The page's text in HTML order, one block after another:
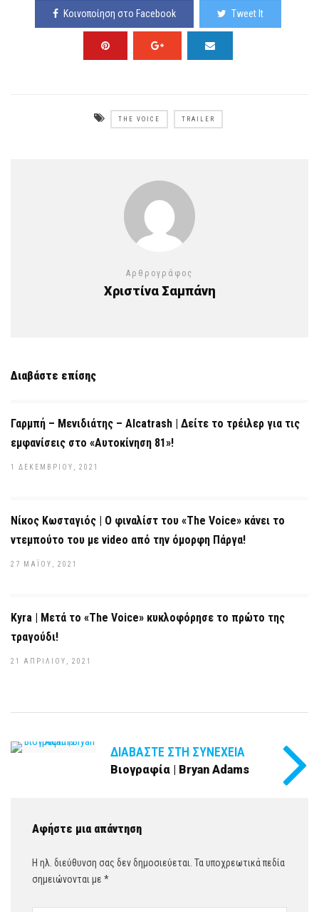
Κοινοποίηση στο Facebook Tweet It
THE VOICE TRAILER
Αρθρογράφος
Χριστίνα Σαμπάνη
Διαβάστε επίσης
Γαρμπή – Μενιδιάτης – Alcatrash | Δείτε το τρέιλερ για τις
εμφανίσεις στο «Αυτοκίνηση 81»!
1 ΔΕΚΕΜΒΡΊΟΥ, 2021
Νίκος Κωσταγιός | Ο φιναλίστ του «The Voice» κάνει το
ντεμπούτο του με video από την όμορφη Πάργα!
27 ΜΑΪ́ΟΥ, 2021
Kyra | Μετά το «The Voice» κυκλοφόρησε το πρώτο της
τραγούδι!
21 ΑΠΡΙΛΊΟΥ, 2021
ΔΙΑΒΆΣΤΕ ΣΤΗ ΣΥΝΈΧΕΙΑ
Βιογραφία | Bryan Adams
Αφήστε μια απάντηση
Η ηλ. διεύθυνση σας δεν δημοσιεύεται. Τα υποχρεωτικά πεδία
σημειώνονται με *